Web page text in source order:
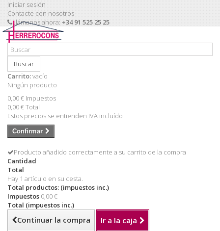
Iniciar sesión
Contacte con nosotros
Llámanos ahora: +34 91 525 25 25
Buscar
Carrito:vacío
Ningún producto
0,00 € Impuestos
0,00 €Total
Estos precios se entienden IVA incluído
Confirmar
Producto añadido correctamente a su carrito de la compra
Cantidad
Total
Hay 1 artículo en su cesta.
Total productos: (impuestos inc.)
Impuestos 0,00 €
Total (impuestos inc.)
Continuar la compra Ir a la caja